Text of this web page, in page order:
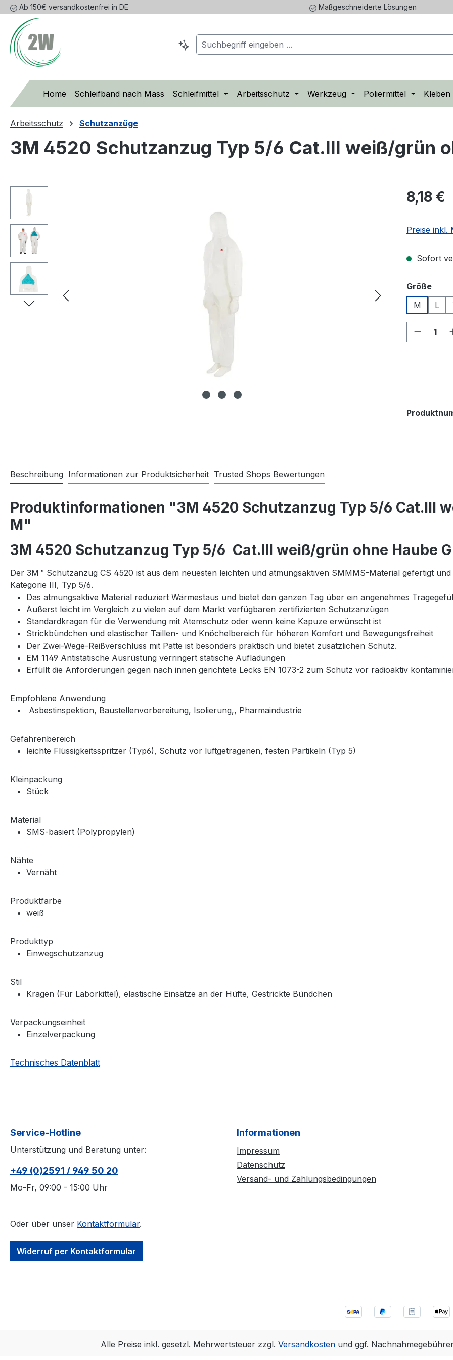
Hauptinhalt springen
Zur Suche springen
Zur Hauptnavigation springen
Ab 150€ versandkostenfrei in DE Maßgeschneiderte Lösungen
Home Schleifband nach Mass Schleifmittel Arbeitsschutz Werkzeug Poliermittel Kleben
Arbeitsschutz Schutzanzüge
3M 4520 Schutzanzug Typ 5/6 Cat.III weiß/grün
Bildergalerie überspringen Regulärer
8,18 €
Preise inkl.
Sofort
Größe
M
L
Beschreibung Informationen zur Produktsicherheit Trusted Shops Bewertungen
Produktinformationen "3M 4520 Schutzanzug Typ 5/6 Cat.III
M"
3M 4520 Schutzanzug Typ 5/6 Cat.III weiß/grün ohne Haube
Der 3M™ Schutzanzug CS 4520 ist aus dem neuesten leichten und atmungsaktiven SMMMS-Material gefertigt
Kategorie III, Typ 5/6.
Das atmungsaktive Material reduziert Wärmestaus und bietet den ganzen Tag über ein angenehmes
Äußerst leicht im Vergleich zu vielen auf dem Markt verfügbaren zertifizierten Schutzanzügen
Standardkragen für die Verwendung mit Atemschutz oder wenn keine Kapuze erwünscht ist
Strickbündchen und elastischer Taillen- und Knöchelbereich für höheren Komfort und Bewegungsfreiheit
Der Zwei-Wege-Reißverschluss mit Patte ist besonders praktisch und bietet zusätzlichen Schutz.
EM 1149 Antistatische Ausrüstung verringert statische Aufladungen
Erfüllt die Anforderungen gegen nach innen gerichtete Lecks EN 1073-2 zum Schutz vor radioaktiv
Empfohlene Anwendung
Asbestinspektion, Baustellenvorbereitung, Isolierung,, Pharmaindustrie
Gefahrenbereich
leichte Flüssigkeitsspritzer (Typ6), Schutz vor luftgetragenen, festen Partikeln (Typ 5)
Kleinpackung
Stück
Material
SMS-basiert (Polypropylen)
Nähte
Vernäht
Produktfarbe
weiß
Produkttyp
Einwegschutzanzug
Stil
Kragen (Für Laborkittel), elastische Einsätze an der Hüfte, Gestrickte Bündchen
Verpackungseinheit
Einzelverpackung
Technisches Datenblatt
Service-Hotline
Unterstützung und Beratung unter:
+49 (0)2591 / 949 50 20
Mo-Fr, 09:00 - 15:00 Uhr
Oder über unser Kontaktformular.
Widerruf per Kontaktformular
Informationen
Impressum
Datenschutz
Versand- und Zahlungsbedingungen
Alle Preise inkl. gesetzl. Mehrwertsteuer zzgl. Versandkosten und ggf.